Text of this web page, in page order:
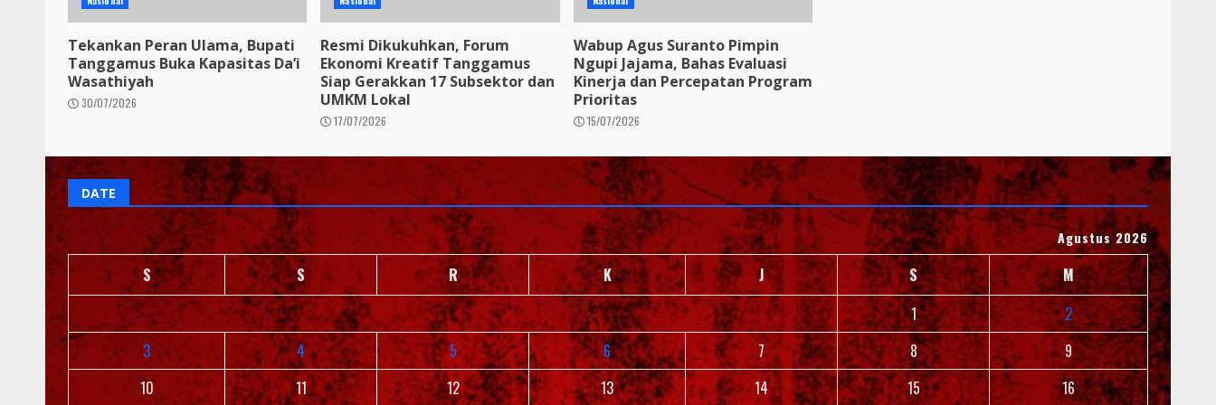
Tekankan Peran Ulama, Bupati
Tanggamus Buka Kapasitas Da’i
Wasathiyah
30/07/2026
Resmi Dikukuhkan, Forum
Ekonomi Kreatif Tanggamus
Siap Gerakkan 17 Subsektor dan
UMKM Lokal
17/07/2026
Wabup Agus Suranto Pimpin
Ngupi Jajama, Bahas Evaluasi
Kinerja dan Percepatan Program
Prioritas
15/07/2026
DATE
Agustus 2026
S S R K J S
M
1
2
3
4 5 6 7 8
9
10
11 12 13 14 15 16